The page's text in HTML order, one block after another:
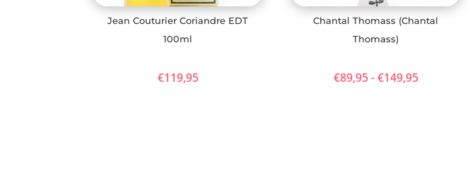
Jean Couturier Coriandre EDT
100ml
€119,95
Chantal Thomass (Chantal
Thomass)
€89,95-€149,95Prijsklasse: